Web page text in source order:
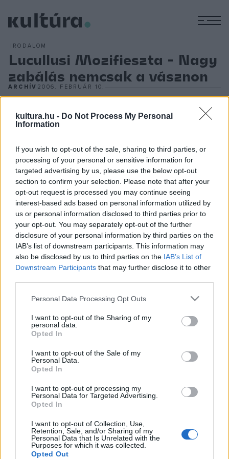
kultura.hu - Do Not Process My Personal
Information
If you wish to opt-out of the sale, sharing to third parties, or
processing of your personal or sensitive information for
targeted advertising by us, please use the below opt-out
section to confirm your selection. Please note that after your
opt-out request is processed you may continue seeing
interest-based ads based on personal information utilized by
us or personal information disclosed to third parties prior to
your opt-out. You may separately opt-out of the further
disclosure of your personal information by third parties on the
IAB’s list of downstream participants. This information may
also be disclosed by us to third parties on the IAB’s List of
Downstream Participants that may further disclose it to other
Please note that this website/app uses one or more Google
not limited to your visit or usage behaviour. You may click to
grant or deny consent to Google and its third-party tags to
use your data for below specified purposes in below Google
consent section.
Personal Data Processing Opt Outs
I want to opt-out of the Sharing of my
personal data.
Opted In
I want to opt-out of the Sale of my
Personal Data.
Opted In
I want to opt-out of processing my
Personal Data for Targeted Advertising.
Opted In
I want to opt-out of Collection, Use,
Retention, Sale, and/or Sharing of my
Personal Data that Is Unrelated with the
Purposes for which it was collected.
Opted Out
IRODALOM
Lucullusi Mozifieszta - Nagy
zabálás nemcsak a vásznon
ARCHÍV2006. FEBRUÁR 10.
Szindbád gyöngyöző húslevese, a bakter szilvás gombóca,
Pécsi Ildikórétese,
gasztro-kultúrájának részévé váltak. Most először lehetőség
nyílik arra, hogy a híres "evőfilmek" fogásaiból nem csak a
filmvásznon csemegézhetünk, hanem a valóságban is
közelebbi barátságra léphetünk velük.
Az Örökmozgó Filmmúzeum és Magyarország legnagyobb
ínyencklubja, a Lucullus Baráti Társaság megtartja első
Lucullusi Mozifiesztáját. Több neves hazai étterem, séf,
csokoládémester segítségével rekonstruáljuk három film - a
Veri az ördög a feleségét, a Nagy zabálás és a Csokoládé -
fogásait, amelyeket a vetítéseket követően meg is lehet
kóstolni.
MEGOSZTÁS